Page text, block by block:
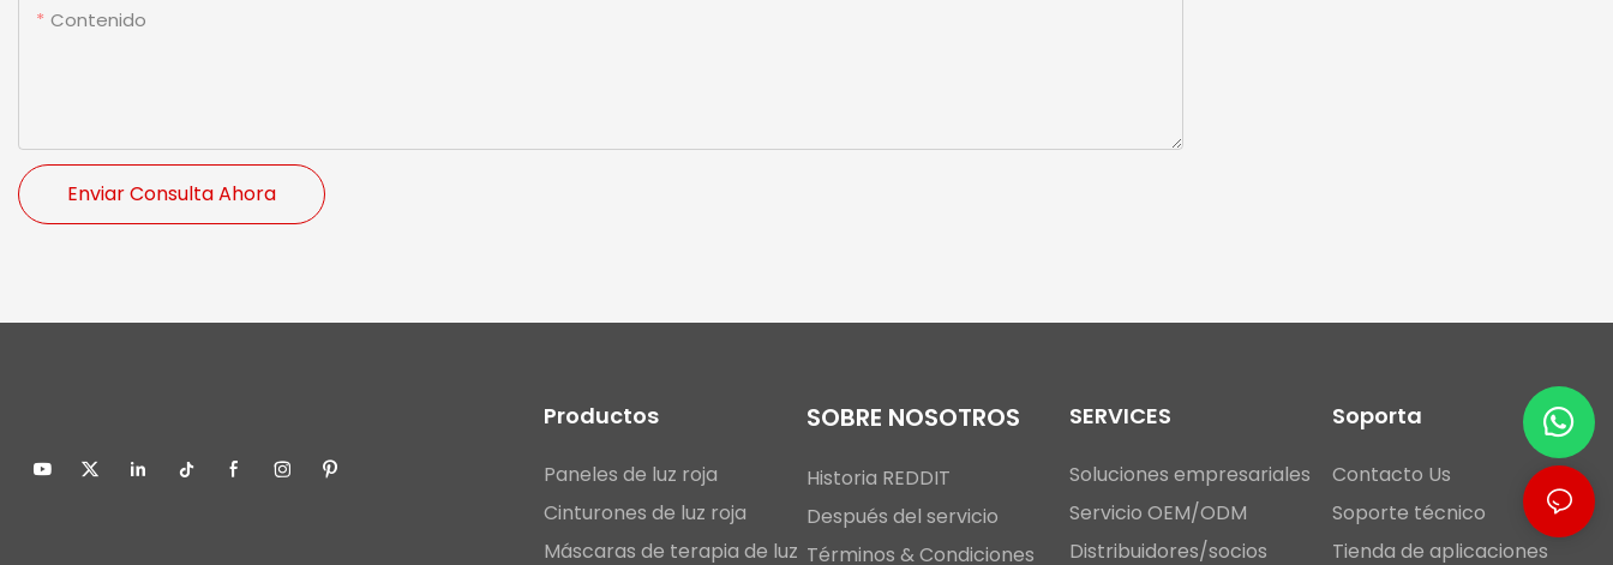
Contenido
Enviar Consulta Ahora
Productos
Paneles de luz roja
Cinturones de luz roja
Máscaras de terapia de luz
SOBRE NOSOTROS
Historia REDDIT
Después del servicio
Términos & Condiciones
SERVICES
Soluciones empresariales
Servicio OEM/ODM
Distribuidores/socios
Soporta
Contacto Us
Soporte técnico
Tienda de aplicaciones